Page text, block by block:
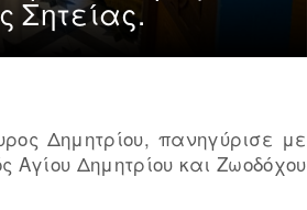
Σητείας.
Δημητρίου, πανηγύρισε με
Δημητρίου και Ζωοδόχου